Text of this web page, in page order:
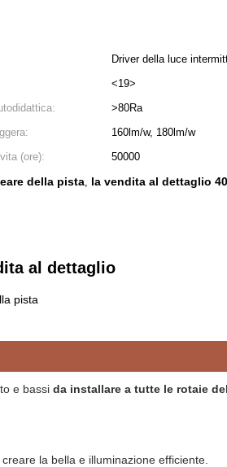
Driver della luce
<19>
>80Ra
160lm/w, 180lm/w
(ore):
50000
della pista, la vendita al dettaglio
al dettaglio
pista
e bassi da installare a tutte le rotaie
la bella e illuminazione efficiente.